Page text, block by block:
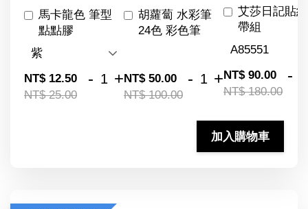
馬卡龍色 筆型
點點膠
NT$ 12.50
NT$ 25.00
- +
胡蘿蔔 水彩筆
24色 彩色筆
NT$ 50.00
NT$ 100.00
- +
艾莎日記貼
帶組
NT$ 90.00
NT$ 180.00
-
加入購物車